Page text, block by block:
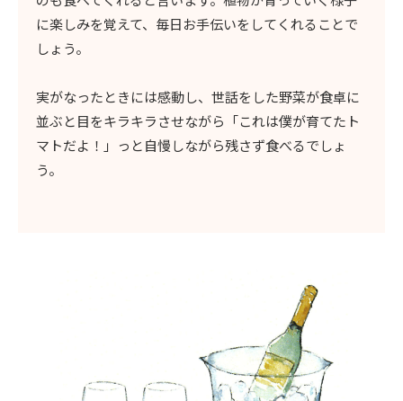
に楽しみを覚えて、毎日お手伝いをしてくれることで
しょう。
実がなったときには感動し、世話をした野菜が食卓に
並ぶと目をキラキラさせながら「これは僕が育てたト
マトだよ！」っと自慢しながら残さず食べるでしょ
う。